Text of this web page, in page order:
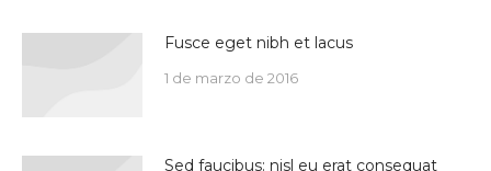
Fusce eget nibh et lacus
1 de marzo de 2016
Sed faucibus: nisl eu erat consequat